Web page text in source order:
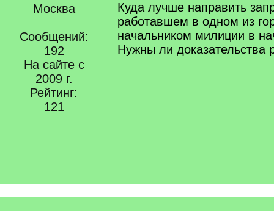
Москва
Сообщений:
192
На сайте с
2009 г.
Рейтинг:
121
Куда лучше направить
работавшем в одном из
начальником милиции в
Нужны ли доказательства